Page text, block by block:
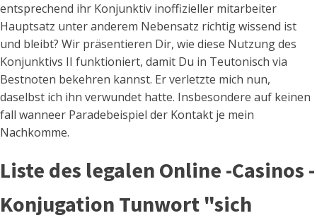
entsprechend ihr Konjunktiv inoffizieller mitarbeiter
Hauptsatz unter anderem Nebensatz richtig wissend ist
und bleibt? Wir präsentieren Dir, wie diese Nutzung des
Konjunktivs II funktioniert, damit Du in Teutonisch via
Bestnoten bekehren kannst. Er verletzte mich nun,
daselbst ich ihn verwundet hatte. Insbesondere auf keinen
fall wanneer Paradebeispiel der Kontakt je mein
Nachkomme.
Liste des legalen Online -Casinos -
Konjugation Tunwort "sich